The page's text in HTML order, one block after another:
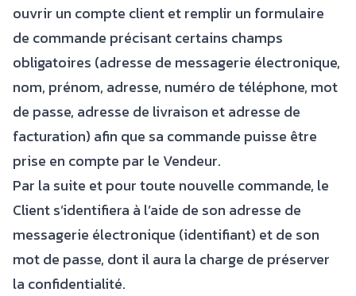
ouvrir un compte client et remplir un formulaire
de commande précisant certains champs
obligatoires (adresse de messagerie électronique,
nom, prénom, adresse, numéro de téléphone, mot
de passe, adresse de livraison et adresse de
facturation) afin que sa commande puisse être
prise en compte par le Vendeur.
Par la suite et pour toute nouvelle commande, le
Client s’identifiera à l’aide de son adresse de
messagerie électronique (identifiant) et de son
mot de passe, dont il aura la charge de préserver
la confidentialité.